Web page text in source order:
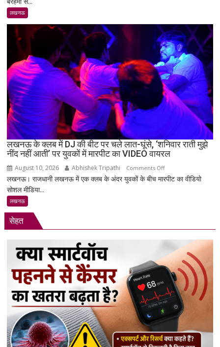
का
विवाद
पेट
में
रॉड
घोंपकर
हत्या:
मां
की
पायल
बात
घर
पर
मिलकर
मार
लखनऊ
लखनऊ के क्लब में DJ की बीट पर चले लात-घूंसे, ‘शनिवार राती मुझे
नींद नहीं आती’ पर युवकों में मारपीट का VIDEO वायरल
August 10, 2026 Abhishek Tripathi Comments Offon
लखनऊ
पर
चले
लात-
घूंसे,
‘शनिवार
राती
मुझे
नींद
नहीं
लखनऊ। राजधानी लखनऊ में एक क्लब के अंदर युवकों के बीच मारपीट का वीडियो
सोशल मीडिया...
लखनऊ
सेहत